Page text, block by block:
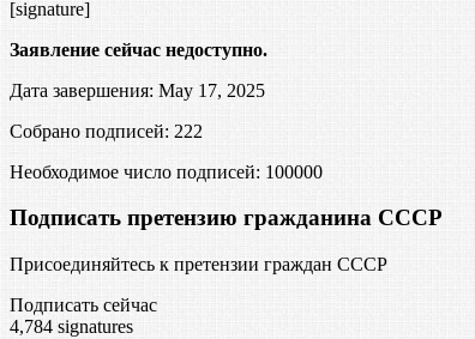
[signature]
Заявление сейчас недоступно.
Дата завершения: May 17, 2025
Собрано подписей: 222
Необходимое число подписей: 100000
Подписать претензию гражданина СССР
Присоединяйтесь к претензии граждан СССР
Подписать сейчас
4,784 signatures